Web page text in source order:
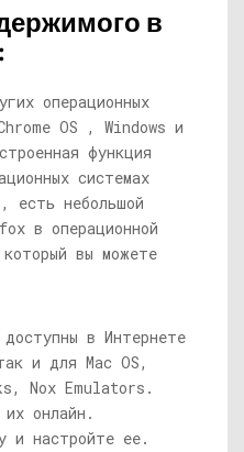
в
операционных
OS , Windows и
функция
системах
есть небольшой
в операционной
вы можете
в Интернете
и для Mac OS,
Nox Emulators.
онлайн.
и настройте ее.